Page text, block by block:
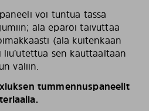
voi tuntua tässä
älä epäröi taivuttaa
(älä kuitenkaan
sen kauttaaltaan
väliin.
tummennuspaneelit